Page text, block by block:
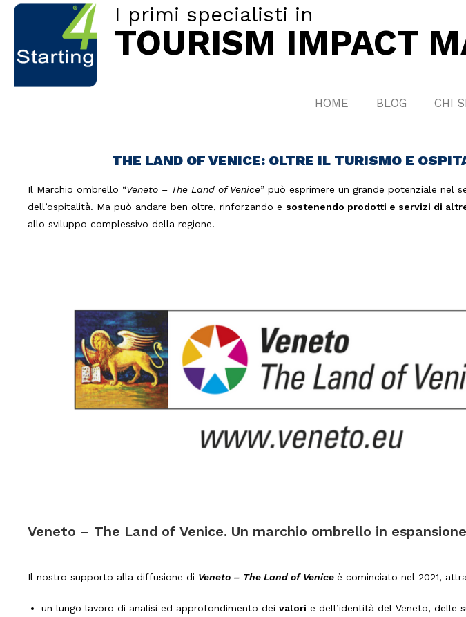
I primi specialisti in
TOURISM IMPACT
HOME BLOG CHI
THE LAND OF VENICE: OLTRE IL TURISMO E
Il Marchio ombrello “Veneto – The Land of Venice” può esprimere un grande potenziale nel
dell’ospitalità. Ma può andare ben oltre, rinforzando e sostenendo prodotti e servizi di
allo sviluppo complessivo della regione.
Veneto – The Land of Venice. Un marchio ombrello in
Il nostro supporto alla diffusione di Veneto – The Land of Venice è cominciato nel 2021,
un lungo lavoro di analisi ed approfondimento dei valori e dell’identità del Veneto, delle